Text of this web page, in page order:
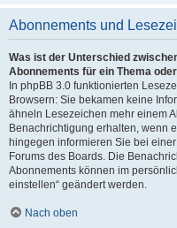
Abonnements und
Was ist der Unterschied
Abonnements für ein Thema
In phpBB 3.0 funktionierten
Browsern: Sie bekamen keine
ähneln Lesezeichen mehr einem
Benachrichtigung erhalten, wenn
hingegen informieren Sie bei
Forums des Boards. Die
Abonnements können im
einstellen“ geändert werden.
Nach oben